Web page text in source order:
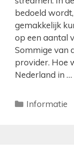
bedoeld
gemakkelijk
op een aantal
Sommige van
provider. Hoe
Nederland in …
Categorieën
Informatie